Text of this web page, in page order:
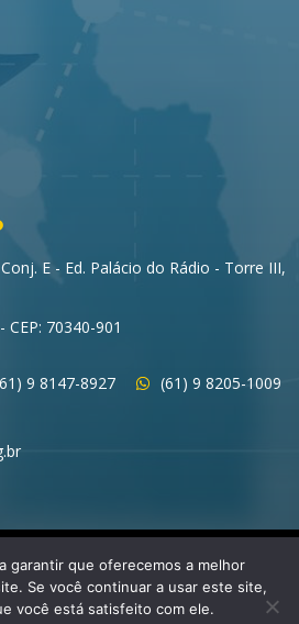
E - Ed. Palácio do Rádio - Torre III,
CEP: 70340-901
9 8147-8927 (61) 9 8205-1009
garantir que oferecemos a melhor
Se você continuar a usar este site,
você está satisfeito com ele.